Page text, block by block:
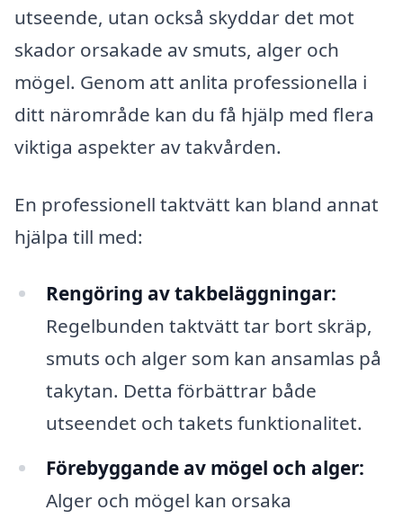
utseende, utan också skyddar det mot
skador orsakade av smuts, alger och
mögel. Genom att anlita professionella i
ditt närområde kan du få hjälp med flera
viktiga aspekter av takvården.
En professionell taktvätt kan bland annat
hjälpa till med:
Rengöring av takbeläggningar:
Regelbunden taktvätt tar bort skräp,
smuts och alger som kan ansamlas på
takytan. Detta förbättrar både
utseendet och takets funktionalitet.
Förebyggande av mögel och alger:
Alger och mögel kan orsaka